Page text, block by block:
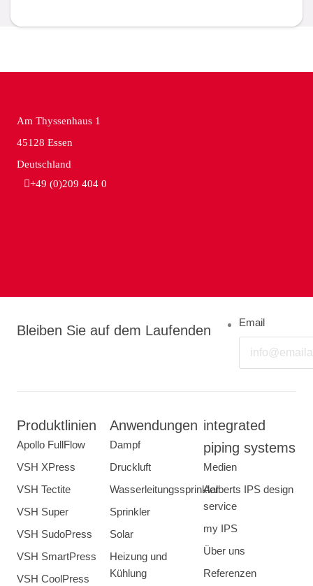
Bleiben Sie auf dem Laufenden
Email
Produktlinien
Apollo FullFlow
VSH XPress
VSH Tectite
VSH Super
VSH SudoPress
VSH SmartPress
VSH CoolPress
Anwendungen
Dampf
Druckluft
Wasserleitungssprinkler
Sprinkler
Solar
Heizung und
Kühlung
integrated
piping systems
Medien
Aalberts IPS design
service
my IPS
Über uns
Referenzen
Am Thyssenhaus 1
45128 Essen
Deutschland
+49 (0)209 404 0